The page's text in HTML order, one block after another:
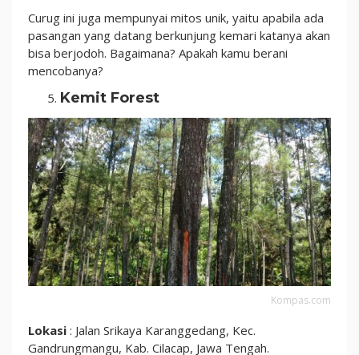
Curug ini juga mempunyai mitos unik, yaitu apabila ada
pasangan yang datang berkunjung kemari katanya akan
bisa berjodoh. Bagaimana? Apakah kamu berani
mencobanya?
Kemit Forest
Kompas.com
Lokasi : Jalan Srikaya Karanggedang, Kec.
Gandrungmangu, Kab. Cilacap, Jawa Tengah.